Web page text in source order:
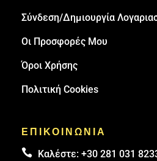
Σύνδεση/Δημιουργία
Οι Προσφορές Μου
Όροι Χρήσης
Πολιτική Cookies
ΕΠΙΚΟΙΝΩΝΙΑ
 Καλέστε: +30 281 031